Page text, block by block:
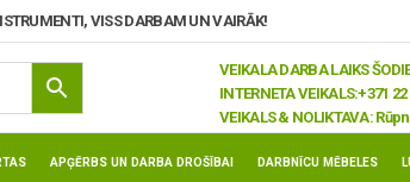
VISS DARBAM UN VAIRĀK!
VEIKALA DARBA LAIKS
INTERNETA VEIKALS:+371 22
VEIKALS & NOLIKTAVA:
APĢĒRBS UN DARBA DROŠĪBAI DARBNĪCU MĒBELES